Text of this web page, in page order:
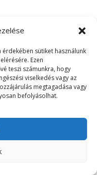
sütiket használunk
Ezen
teszi számunkra, hogy
viselkedés vagy az
megtagadása vagy
befolyásolhat.
- Táborplaszt Kft.! |